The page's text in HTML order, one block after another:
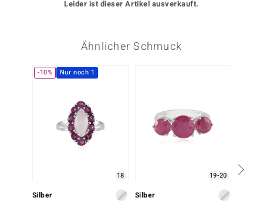
Leider ist dieser Artikel ausverkauft.
Ähnlicher Schmuck
-10% Nur noch 1
18
Silber
19-20
Silber